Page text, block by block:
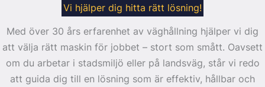
Vi hjälper dig hitta rätt lösning!
Med över 30 års erfarenhet av väghållning hjälper vi dig
att välja rätt maskin för jobbet – stort som smått. Oavsett
om du arbetar i stadsmiljö eller på landsväg, står vi redo
att guida dig till en lösning som är effektiv, hållbar och